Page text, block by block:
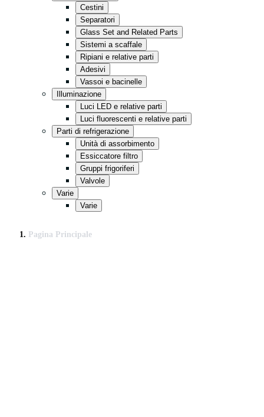
Cestini
Separatori
Glass Set and Related Parts
Sistemi a scaffale
Ripiani e relative parti
Adesivi
Vassoi e bacinelle
Illuminazione
Luci LED e relative parti
Luci fluorescenti e relative parti
Parti di refrigerazione
Unità di assorbimento
Essiccatore filtro
Gruppi frigoriferi
Valvole
Varie
Varie
Pagina Principale